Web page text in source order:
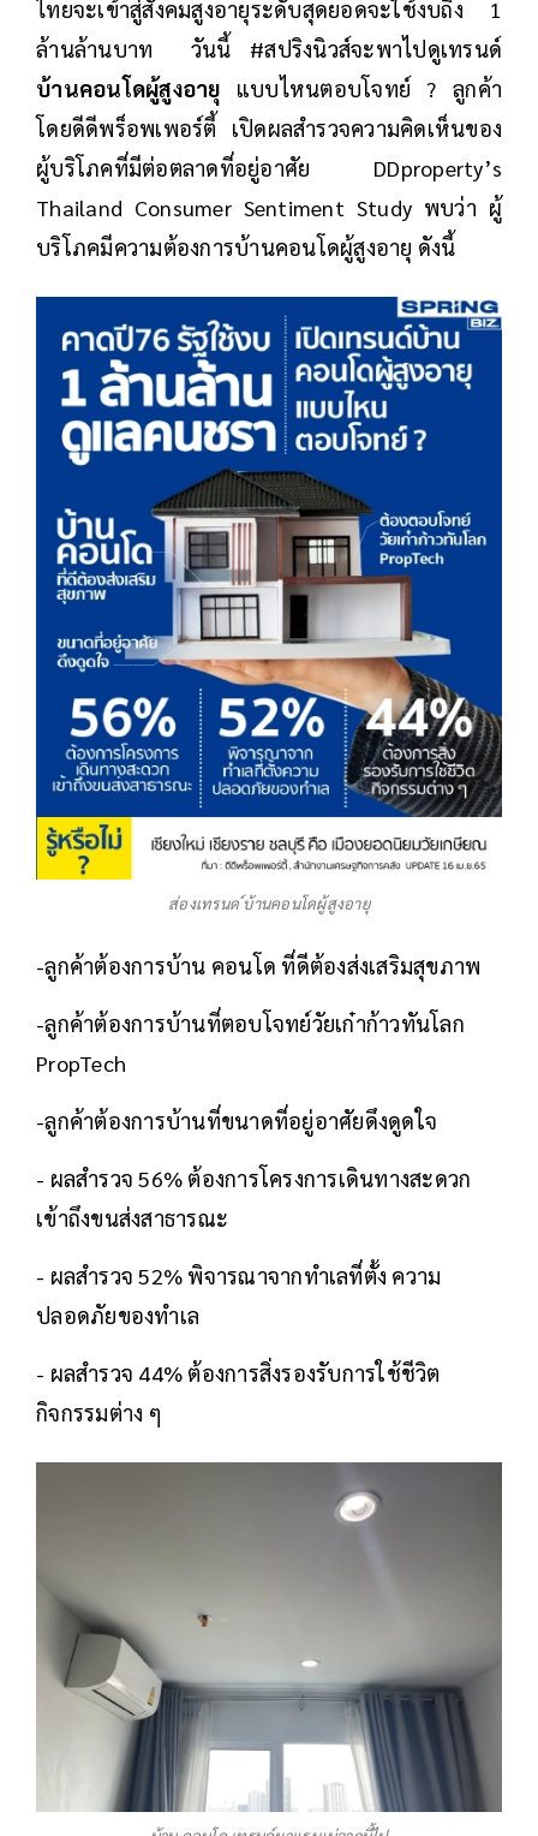
ไทยจะเข้าสู่สังคมสูงอายุระดับสุดยอดจะใช้งบถึง 1
ล้านล้านบาท วันนี้ #สปริงนิวส์จะพาไปดูเทรนด์
บ้านคอนโดผู้สูงอายุ แบบไหนตอบโจทย์ ? ลูกค้า
โดยดีดีพร็อพเพอร์ตี้ เปิดผลสำรวจความคิดเห็นของ
ผู้บริโภคที่มีต่อตลาดที่อยู่อาศัย DDproperty’s
Thailand Consumer Sentiment Study พบว่า ผู้
บริโภคมีความต้องการบ้านคอนโดผู้สูงอายุ ดังนี้
ส่องเทรนด ์บ้านคอนโดผู้สูงอายุ
-ลูกค้าต้องการบ้าน คอนโด ที่ดีต้องส่งเสริมสุขภาพ
-ลูกค้าต้องการบ้านที่ตอบโจทย์วัยเก๋าก้าวทันโลก
PropTech
-ลูกค้าต้องการบ้านที่ขนาดที่อยู่อาศัยดึงดูดใจ
- ผลสำรวจ 56% ต้องการโครงการเดินทางสะดวก
เข้าถึงขนส่งสาธารณะ
- ผลสำรวจ 52% พิจารณาจากทำเลที่ตั้ง ความ
ปลอดภัยของทำเล
- ผลสำรวจ 44% ต้องการสิ่งรองรับการใช้ชีวิต
กิจกรรมต่าง ๆ